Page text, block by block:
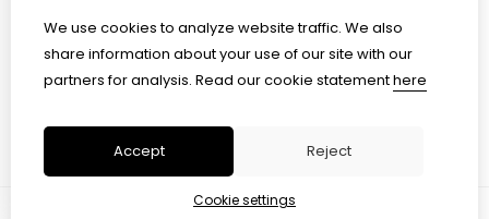
Müşteri Servisi
Ürün İadesi
We use cookies to analyze website traffic. We also
share information about your use of our site with our
partners for analysis. Read our cookie statementhere
Accept Reject
Cookie settings